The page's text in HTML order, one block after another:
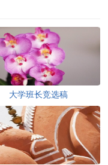
大学班长竞选稿